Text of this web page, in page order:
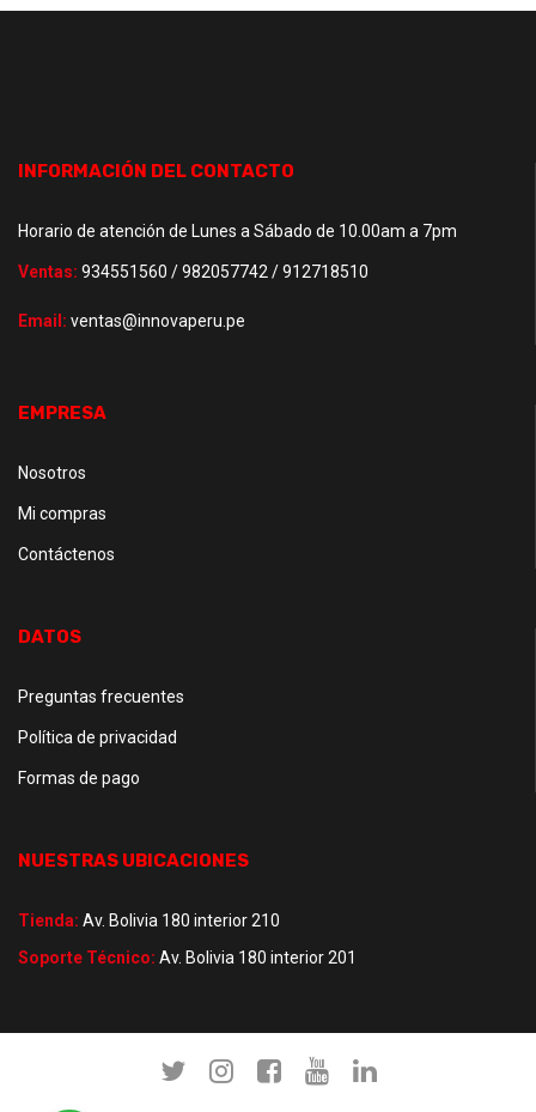
INFORMACIÓN DEL CONTACTO
Horario de atención de Lunes a Sábado de 10.00am a 7pm
Ventas: 934551560 / 982057742 / 912718510
Email: ventas@innovaperu.pe
EMPRESA
Nosotros
Mi compras
Contáctenos
DATOS
Preguntas frecuentes
Política de privacidad
Formas de pago
NUESTRAS UBICACIONES
Tienda: Av. Bolivia 180 interior 210
Soporte Técnico: Av. Bolivia 180 interior 201